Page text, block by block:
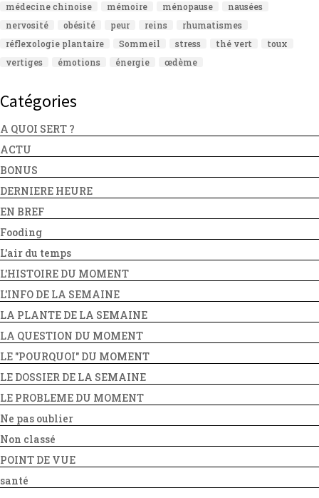
médecine chinoise
mémoire ménopause
nausées
nervosité
obésité peur reins
rhumatismes
réflexologie plantaire
Sommeil stress thé vert
toux
vertiges
émotions énergie œdème
Catégories
A QUOI SERT ?
ACTU
BONUS
DERNIERE HEURE
EN BREF
Fooding
L'air du temps
L'HISTOIRE DU MOMENT
L'INFO DE LA SEMAINE
LA PLANTE DE LA SEMAINE
LA QUESTION DU MOMENT
LE "POURQUOI" DU MOMENT
LE DOSSIER DE LA SEMAINE
LE PROBLEME DU MOMENT
Ne pas oublier
Non classé
POINT DE VUE
santé